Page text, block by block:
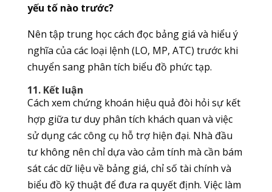
yếu tố nào trước?
Nên tập trung học cách đọc bảng giá và hiểu ý
nghĩa của các loại lệnh (LO, MP, ATC) trước khi
chuyển sang phân tích biểu đồ phức tạp.
11. Kết luận
Cách xem chứng khoán hiệu quả đòi hỏi sự kết
hợp giữa tư duy phân tích khách quan và việc
sử dụng các công cụ hỗ trợ hiện đại. Nhà đầu
tư không nên chỉ dựa vào cảm tính mà cần bám
sát các dữ liệu về bảng giá, chỉ số tài chính và
biểu đồ kỹ thuật để đưa ra quyết định. Việc làm